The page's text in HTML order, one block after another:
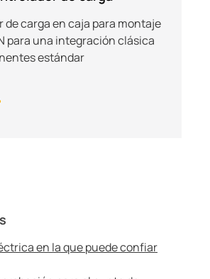
de carga en caja para montaje
para una integración clásica
estándar
en la que puede confiar